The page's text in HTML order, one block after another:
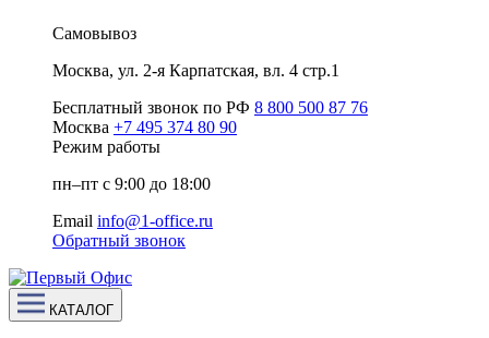
Самовывоз
Москва, ул. 2-я Карпатская, вл. 4 стр.1
Бесплатный звонок по РФ 8 800 500 87 76
Москва +7 495 374 80 90
Режим работы
пн–пт с 9:00 до 18:00
Email info@1-office.ru
Обратный звонок
КАТАЛОГ